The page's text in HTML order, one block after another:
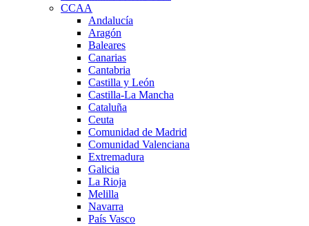
CCAA
Andalucía
Aragón
Baleares
Canarias
Cantabria
Castilla y León
Castilla-La Mancha
Cataluña
Ceuta
Comunidad de Madrid
Comunidad Valenciana
Extremadura
Galicia
La Rioja
Melilla
Navarra
País Vasco